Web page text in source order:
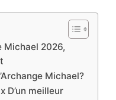
Michael 2026,
Michael?
D’un meilleur